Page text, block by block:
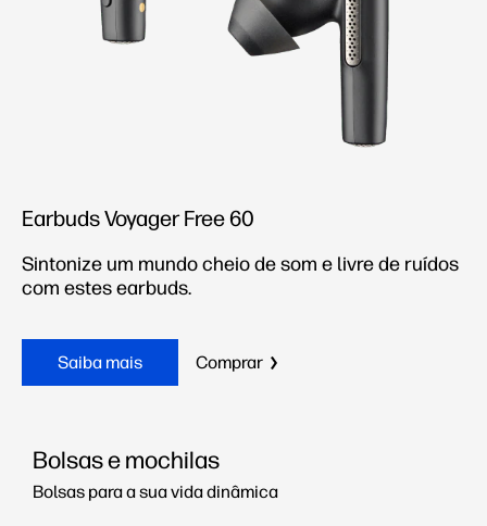
Earbuds Voyager Free 60
Sintonize um mundo cheio de som e livre de ruídos
com estes earbuds.
Saiba mais Comprar
Bolsas e mochilas
Bolsas para a sua vida dinâmica